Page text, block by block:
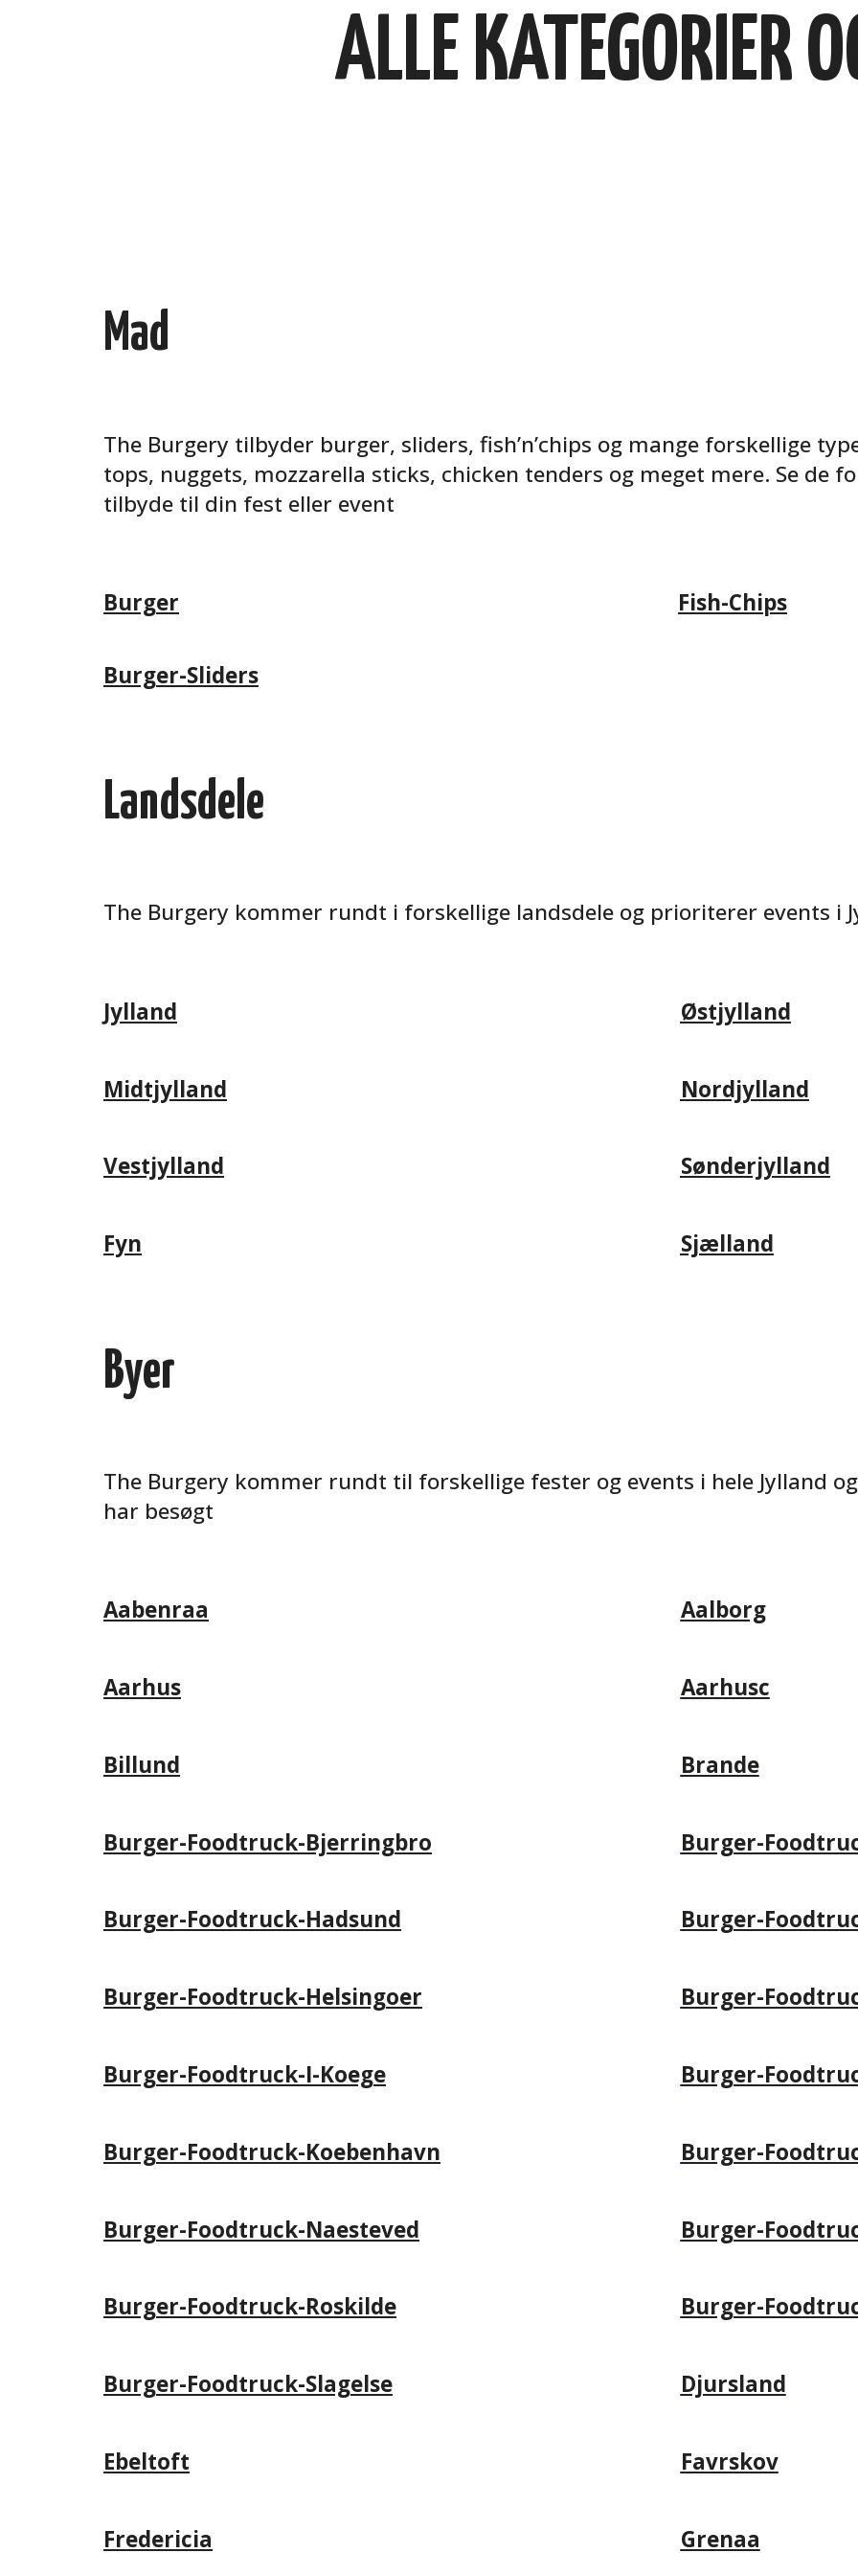
ALLE KATEGORIER
Mad
The Burgery tilbyder burger, sliders, fish’n’chips og mange forskellige
tops, nuggets, mozzarella sticks, chicken tenders og meget mere. Se de
tilbyde til din fest eller event
Burger Fish-Chips
Burger-Sliders
Landsdele
The Burgery kommer rundt i forskellige landsdele og prioriterer events i
Jylland Østjylland
Midtjylland Nordjylland
Vestjylland Sønderjylland
Fyn Sjælland
Byer
The Burgery kommer rundt til forskellige fester og events i hele Jylland
har besøgt
Aabenraa Aalborg
Aarhus Aarhusc
Billund Brande
Burger-Foodtruck-Bjerringbro Burger-
Burger-Foodtruck-Hadsund Burger-
Burger-Foodtruck-Helsingoer Burger-
Burger-Foodtruck-I-Koege Burger-
Burger-Foodtruck-Koebenhavn Burger-
Burger-Foodtruck-Naesteved Burger-
Burger-Foodtruck-Roskilde Burger-
Burger-Foodtruck-Slagelse Djursland
Ebeltoft Favrskov
Fredericia Grenaa